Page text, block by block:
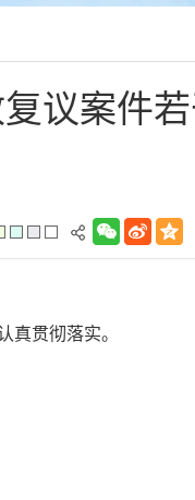
议案件
真贯彻落实。